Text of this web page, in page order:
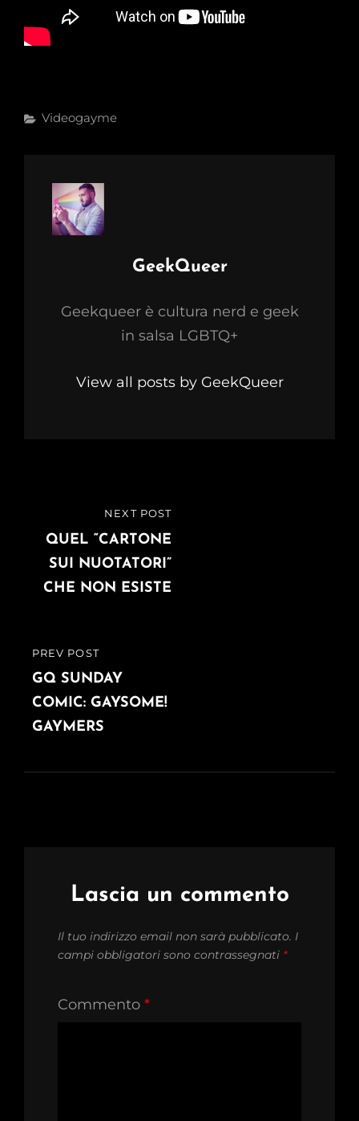
Categories
Videogayme
Author:
GeekQueer
Geekqueer è cultura nerd e geek
in salsa LGBTQ+
View all posts by GeekQueer
Navigazione
articoli
PREVIOUS
POST
PREV POST
GQ SUNDAY
COMIC: GAYSOME!
GAYMERS
POST
NEXT POST
QUEL “CARTONE
SUI NUOTATORI”
CHE NON ESISTE
Lascia un commento
Il tuo indirizzo email non sarà pubblicato. I
campi obbligatori sono contrassegnati *
Commento *